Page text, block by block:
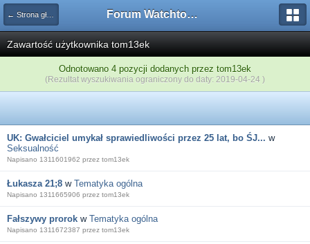
← Strona główna Forum Watchtower
Zawartość użytkownika tom13ek
Odnotowano 4 pozycji dodanych przez tom13ek
(Rezultat wyszukiwania ograniczony do daty: 2019-04-24 )
UK: Gwałciciel umykał sprawiedliwości przez 25 lat, bo ŚJ... w
Seksualność
Napisano 1311601962 przez tom13ek
Łukasza 21;8 w Tematyka ogólna
Napisano 1311665906 przez tom13ek
Fałszywy prorok w Tematyka ogólna
Napisano 1311672387 przez tom13ek